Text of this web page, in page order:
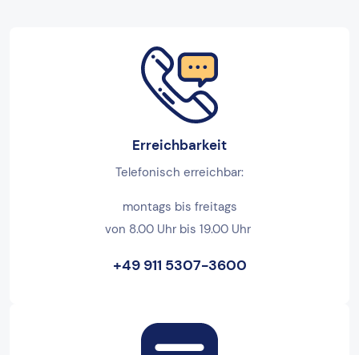
Erreichbarkeit
Telefonisch erreichbar:
montags bis freitags
von 8.00 Uhr bis 19.00 Uhr
+49 911 5307-3600